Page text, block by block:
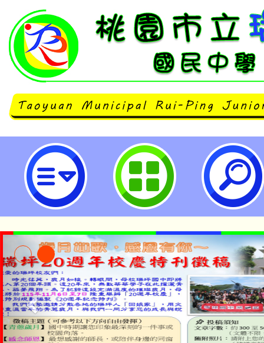
neilrpjhstyc網站設計者：徐嘉